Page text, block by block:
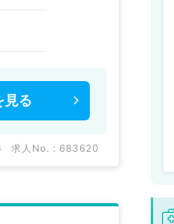
見る
求人No. : 683620